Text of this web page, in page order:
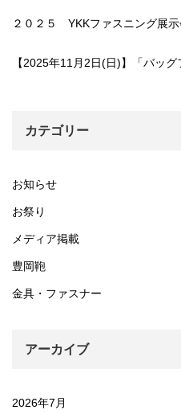
２０２５ YKKファスニング展示
【2025年11月2日(日)】「バッ
カテゴリー
お知らせ
お祭り
メディア掲載
豊岡鞄
金具・ファスナー
アーカイブ
2026年7月